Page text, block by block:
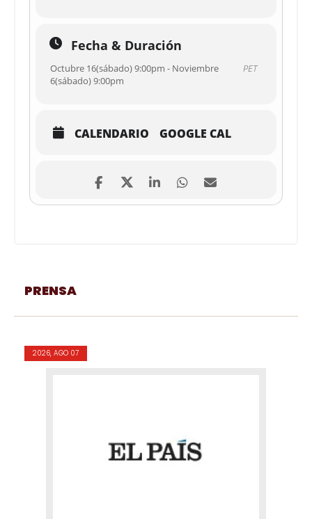
Fecha & Duración
Octubre 16(sábado) 9:00pm - Noviembre
6(sábado) 9:00pm
PET
CALENDARIO GOOGLE CAL
PRENSA
2026, AGO 07